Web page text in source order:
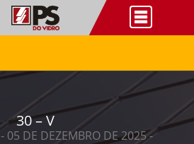
30 – V
- 05 DE DEZEMBRO DE 2025 -